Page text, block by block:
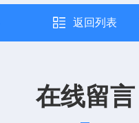
返回列表
在线留言